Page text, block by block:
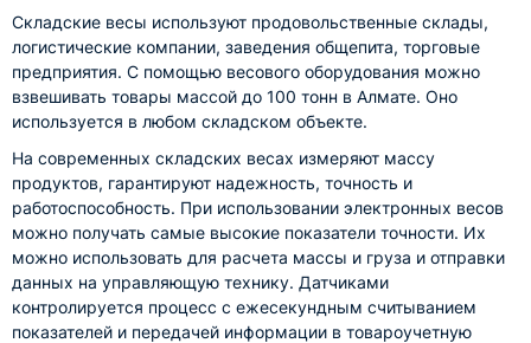
Складские весы используют продовольственные склады,
логистические компании, заведения общепита, торговые
предприятия. С помощью весового оборудования можно
взвешивать товары массой до 100 тонн в Алмате. Оно
используется в любом складском объекте.
На современных складских весах измеряют массу
продуктов, гарантируют надежность, точность и
работоспособность. При использовании электронных весов
можно получать самые высокие показатели точности. Их
можно использовать для расчета массы и груза и отправки
данных на управляющую технику. Датчиками
контролируется процесс с ежесекундным считыванием
показателей и передачей информации в товароучетную